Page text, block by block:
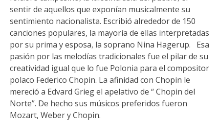
sentir de aquellos que exponían musicalmente su
sentimiento nacionalista. Escribió alrededor de 150
canciones populares, la mayoría de ellas interpretadas
por su prima y esposa, la soprano Nina Hagerup. Esa
pasión por las melodías tradicionales fue el pilar de su
creatividad igual que lo fue Polonia para el compositor
polaco Federico Chopin. La afinidad con Chopin le
mereció a Edvard Grieg el apelativo de “ Chopin del
Norte”. De hecho sus músicos preferidos fueron
Mozart, Weber y Chopin.